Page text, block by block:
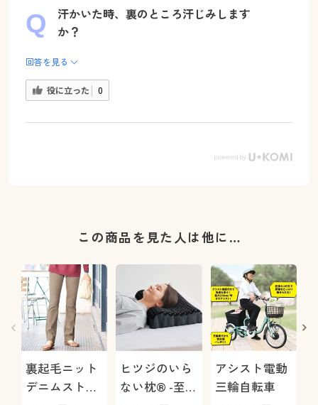
汗かいた時、裏のところ汗じみします
か？
回答を見る
役に立った 0
この商品を見た人は他に…
裏起毛ニット
デニムストレ
ヒツジのいら
ない枕® -至
アシスト電動
三輪自転車